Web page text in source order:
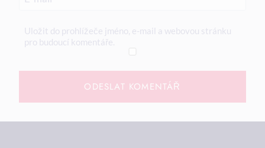
Uložit do prohlížeče jméno, e-mail a webovou stránku
pro budoucí komentáře.